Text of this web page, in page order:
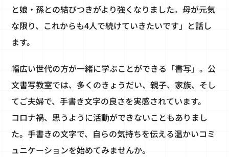
と娘・孫との結びつきがより強くなりました。母が元気
な限り、これからも4人で続けていきたいです」と話し
ます。
幅広い世代の方が一緒に学ぶことができる「書写」。公
文書写教室では、多くのきょうだい、親子、家族、そし
てご夫婦で、手書き文字の良さを実感されています。
コロナ禍、思うように活動ができないこともありまし
た。手書きの文字で、自らの気持ちを伝える温かいコミ
ュニケーションを始めてみませんか。